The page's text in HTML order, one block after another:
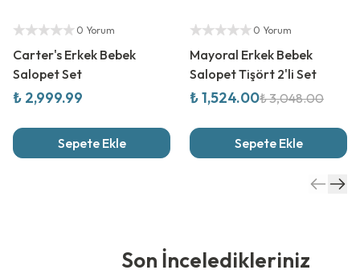
0 Yorum
Carter's Erkek Bebek
Salopet Set
₺ 2,999.99
Sepete Ekle
Yetkili Satıcı
0 Yorum
Mayoral Erkek Bebek
Salopet Tişört 2'li Set
₺ 1,524.00₺ 3,048.00
Sepete Ekle
Son İnceledikleriniz